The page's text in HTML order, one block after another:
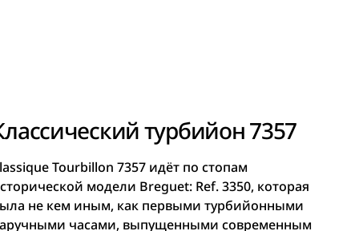
турбийон 7357
Tourbillon 7357 идёт по стопам
модели Breguet: Ref. 3350, которая
не кем иным, как первыми турбийонными
часами, выпущенными современным